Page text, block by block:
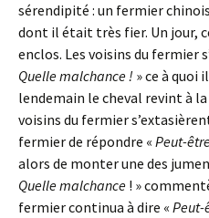
sérendipité : un fermier
dont il était très fier. Un jour,
enclos. Les voisins du fermier
Quelle malchance ! » ce à quoi
lendemain le cheval revint à
voisins du fermier
fermier de répondre « Peut-
alors de monter une des
Quelle malchance ! »
fermier continua à dire « Peut-